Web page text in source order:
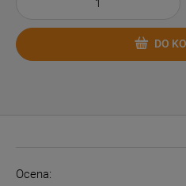
DO
Ocena: